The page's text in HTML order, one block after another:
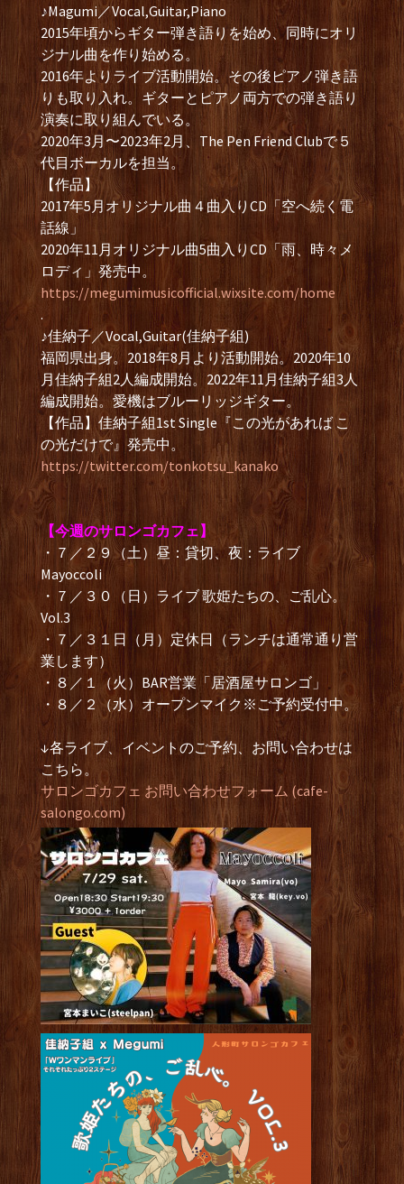
♪Magumi／Vocal,Guitar,Piano
2015年頃からギター弾き語りを始め、同時にオリ
ジナル曲を作り始める。
2016年よりライブ活動開始。その後ピアノ弾き語
りも取り入れ。ギターとピアノ両方での弾き語り
演奏に取り組んでいる。
2020年3月〜2023年2月、The Pen Friend Clubで５
代目ボーカルを担当。
【作品】
2017年5月オリジナル曲４曲入りCD「空へ続く電
話線」
2020年11月オリジナル曲5曲入りCD「雨、時々メ
ロディ」発売中。
https://megumimusicofficial.wixsite.com/home
.
♪佳納子／Vocal,Guitar(佳納子組)
福岡県出身。2018年8月より活動開始。2020年10
月佳納子組2人編成開始。2022年11月佳納子組3人
編成開始。愛機はブルーリッジギター。
【作品】佳納子組1st Single『この光があれば こ
の光だけで』発売中。
https://twitter.com/tonkotsu_kanako
【今週のサロンゴカフェ】
・７／２９（土）昼：貸切、夜：ライブ
Mayoccoli
・７／３０（日）ライブ 歌姫たちの、ご乱心。
Vol.3
・７／３１日（月）定休日（ランチは通常通り営
業します）
・８／１（火）BAR営業「居酒屋サロンゴ」
・８／２（水）オープンマイク※ご予約受付中。
↓各ライブ、イベントのご予約、お問い合わせは
こちら。
サロンゴカフェ お問い合わせフォーム (cafe-
salongo.com)